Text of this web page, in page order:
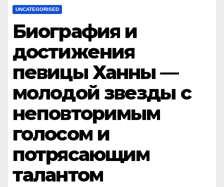
UNCATEGORISED
Биография и
достижения
певицы Ханны —
молодой звезды с
неповторимым
голосом и
потрясающим
талантом